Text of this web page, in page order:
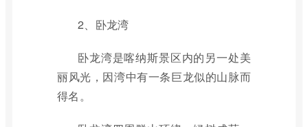
2、卧龙湾
卧龙湾是喀纳斯景区内的另一处美
丽风光，因湾中有一条巨龙似的山脉而
得名。